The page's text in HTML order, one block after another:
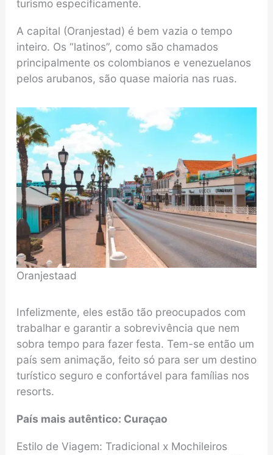
turismo especificamente.
A capital (Oranjestad) é bem vazia o tempo
inteiro. Os “latinos”, como são chamados
principalmente os colombianos e venezuelanos
pelos arubanos, são quase maioria nas ruas.
Oranjestaad
Infelizmente, eles estão tão preocupados com
trabalhar e garantir a sobrevivência que nem
sobra tempo para fazer festa. Tem-se então um
país sem animação, feito só para ser um destino
turístico seguro e confortável para famílias nos
resorts.
País mais autêntico: Curaçao
Estilo de Viagem: Tradicional x Mochileiros